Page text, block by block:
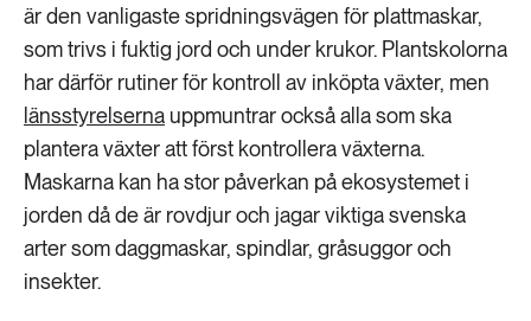
är den vanligaste spridningsvägen för plattmaskar,
som trivs i fuktig jord och under krukor. Plantskolorna
har därför rutiner för kontroll av inköpta växter, men
länsstyrelserna uppmuntrar också alla som ska
plantera växter att först kontrollera växterna.
Maskarna kan ha stor påverkan på ekosystemet i
jorden då de är rovdjur och jagar viktiga svenska
arter som daggmaskar, spindlar, gråsuggor och
insekter.